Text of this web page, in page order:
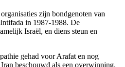
zijn bondgenoten van
in 1987-1988. De
Israël, en diens steun en
gehad voor Arafat en nog
beschouwd als een overwinning,